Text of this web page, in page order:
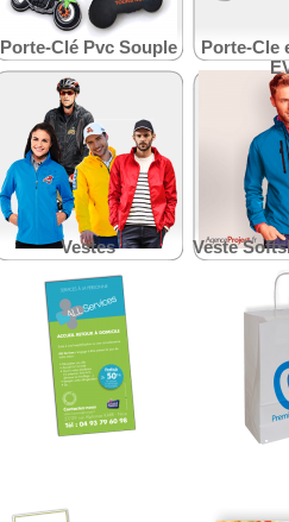
Porte-Clé Pvc Souple
Porte-Cle
Vestes Veste
Sac